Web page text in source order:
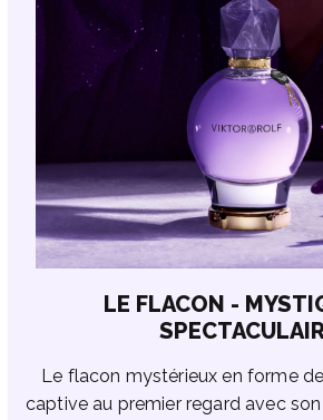
LE FLACON -
Le flacon mystérieux en forme
captive au premier regard avec